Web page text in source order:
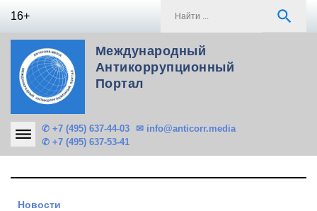
16+ search
Международный
Антикоррупционный
Портал
✆ +7 (495) 637-44-03
✆ +7 (495) 637-53-41
✉ info@anticorr.media
Новости